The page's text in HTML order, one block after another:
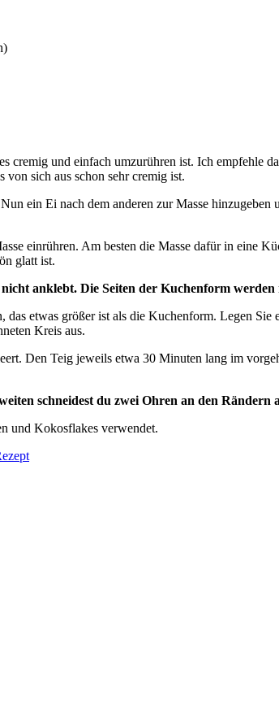
cremig und einfach umzurühren ist. Ich empfehle
von sich aus schon sehr cremig ist.
ein Ei nach dem anderen zur Masse
einrühren. Am besten die Masse dafür in eine
glatt ist.
anklebt. Die Seiten der Kuchenform
etwas größer ist als die Kuchenform. Legen
Kreis aus.
Den Teig jeweils etwa 30 Minuten lang im
schneidest du zwei Ohren an den
und Kokosflakes verwendet.